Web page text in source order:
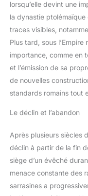
lorsqu’elle devint une
la dynastie ptolémaïque
traces visibles,
Plus tard, sous
importance, comme en
et l’émission de sa
de nouvelles
standards romains tout
Le déclin et l’abandon
Après plusieurs siècles
déclin à partir de la fin
siège d’un évêché
menace constante des
sarrasines a